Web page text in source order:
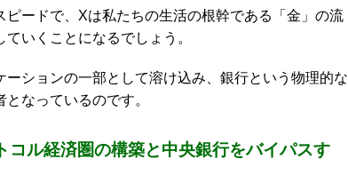
ードで、Xは私たちの生活の根幹である「金」の流
いくことになるでしょう。
ションの一部として溶け込み、銀行という物理的な
なっているのです。
コル経済圏の構築と中央銀行をバイパスす